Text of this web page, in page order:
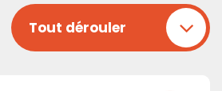
Tout dérouler